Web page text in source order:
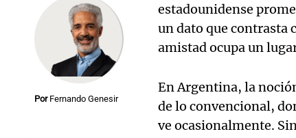
Por Fernando Genesir
estadounidense
un dato que contrasta
amistad ocupa un
En Argentina, la
de lo convencional,
ve ocasionalmente.